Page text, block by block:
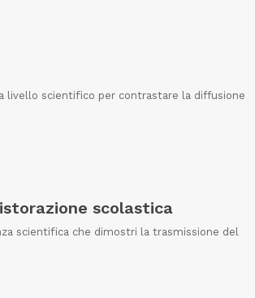
livello scientifico per contrastare la diffusione
scolastica
scientifica che dimostri la trasmissione del